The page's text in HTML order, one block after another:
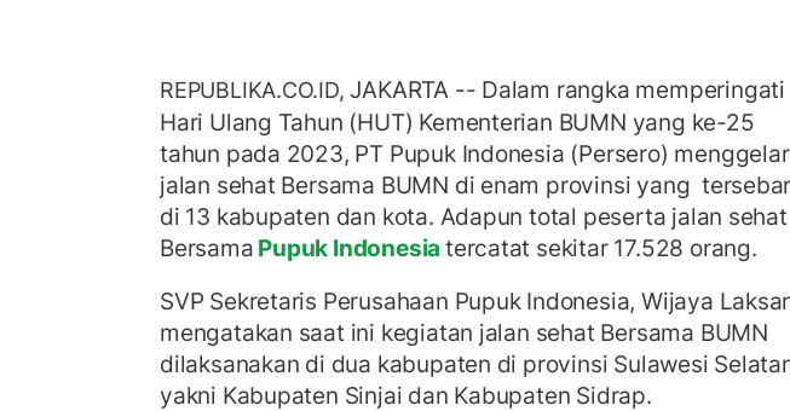
REPUBLIKA.CO.ID,JAKARTA -- Dalam rangka memperingati
Hari Ulang Tahun (HUT) Kementerian BUMN yang ke-25
tahun pada 2023, PT Pupuk Indonesia (Persero) menggelar
jalan sehat Bersama BUMN di enam provinsi yang tersebar
di 13 kabupaten dan kota. Adapun total peserta jalan sehat
Bersama Pupuk Indonesia tercatat sekitar 17.528 orang.
SVP Sekretaris Perusahaan Pupuk Indonesia, Wijaya
mengatakan saat ini kegiatan jalan sehat Bersama BUMN
dilaksanakan di dua kabupaten di provinsi Sulawesi
yakni Kabupaten Sinjai dan Kabupaten Sidrap.